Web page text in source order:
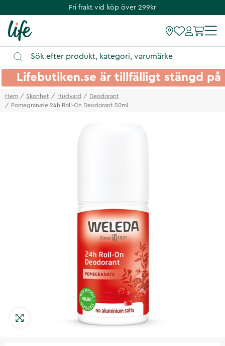
Fri frakt vid köp över 299kr
Lifebutiken.se är tillfälligt stängd
Hem Skonhet Hudvard
Deodorant
Pomegranate 24h Roll-On Deodorant 50ml